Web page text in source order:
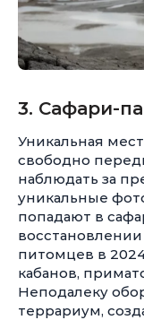
3. Сафари-
Уникальная
свободно
наблюдать за
уникальные
попадают в
питомцев в
кабанов,
Неподалеку
террариум,